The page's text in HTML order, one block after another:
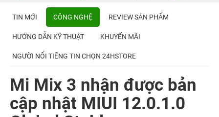
TIN MỚI CÔNG NGHỆ REVIEW SẢN PHẨM
HƯỚNG DẪN KỸ THUẬT KHUYẾN MÃI
NGƯỜI NỔI TIẾNG TIN CHỌN 24HSTORE
Mi Mix 3 nhận được bản
cập nhật MIUI 12.0.1.0